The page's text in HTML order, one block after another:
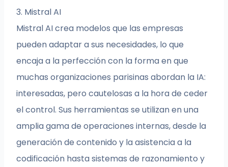
3. Mistral AI
Mistral AI crea modelos que las empresas
pueden adaptar a sus necesidades, lo que
encaja a la perfección con la forma en que
muchas organizaciones parisinas abordan la IA:
interesadas, pero cautelosas a la hora de ceder
el control. Sus herramientas se utilizan en una
amplia gama de operaciones internas, desde la
generación de contenido y la asistencia a la
codificación hasta sistemas de razonamiento y